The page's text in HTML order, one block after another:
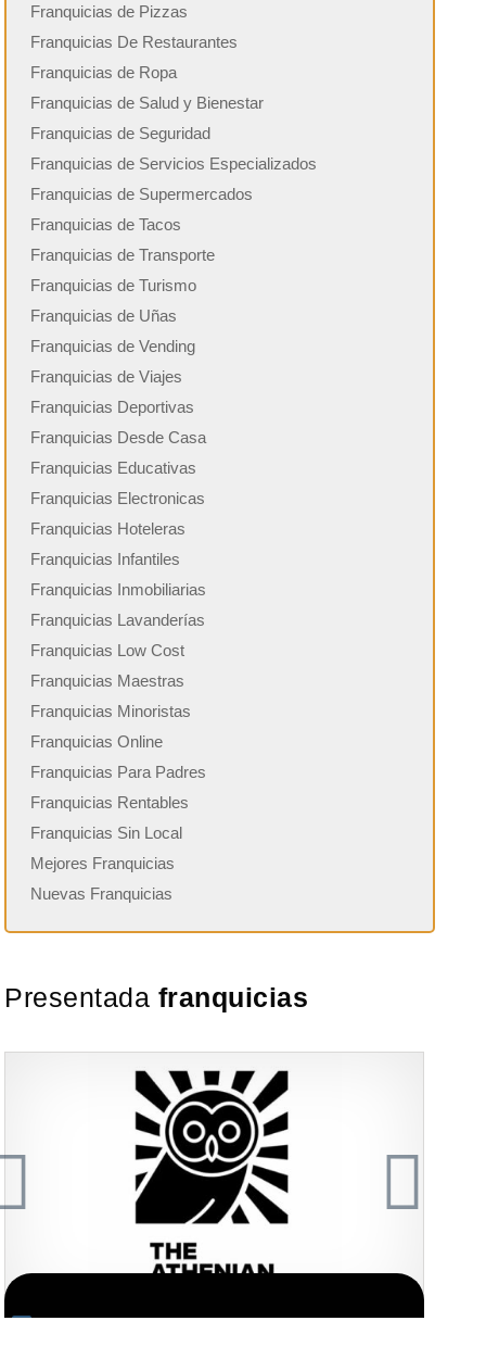
Franquicias de Pizzas
Franquicias De Restaurantes
Franquicias de Ropa
Franquicias de Salud y Bienestar
Franquicias de Seguridad
Franquicias de Servicios Especializados
Franquicias de Supermercados
Franquicias de Tacos
Franquicias de Transporte
Franquicias de Turismo
Franquicias de Uñas
Franquicias de Vending
Franquicias de Viajes
Franquicias Deportivas
Franquicias Desde Casa
Franquicias Educativas
Franquicias Electronicas
Franquicias Hoteleras
Franquicias Infantiles
Franquicias Inmobiliarias
Franquicias Lavanderías
Franquicias Low Cost
Franquicias Maestras
Franquicias Minoristas
Franquicias Online
Franquicias Para Padres
Franquicias Rentables
Franquicias Sin Local
Mejores Franquicias
Nuevas Franquicias
Presentada franquicias